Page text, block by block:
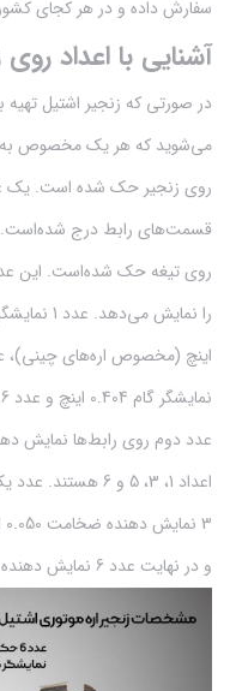
سفارش داده و در هر کجای
آشنایی با اعداد
در صورتی که زنجیر اشتیل تهیه
می‌شوید که هر یک مخصوص به
روی زنجیر حک شده است. یک
قسمت‌های رابط درج شده‌است.
نمایشگر گام 0.404 اینچ و عدد 6 نمایشگر گام 3/8P می‌باشد.
عدد دوم روی رابط‌ها نمایش
و در نهایت عدد 6 نمایش دهنده ضخامت 0.063 اینچ می‌باشد.